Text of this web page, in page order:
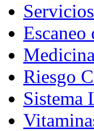
Servicios
Escaneo
Riesgo
Sistema